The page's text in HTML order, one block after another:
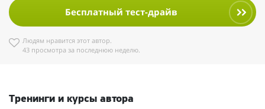
Бесплатный тест-драйв
Людям нравится этот автор.
43 просмотра за последнюю неделю.
Тренинги и курсы автора